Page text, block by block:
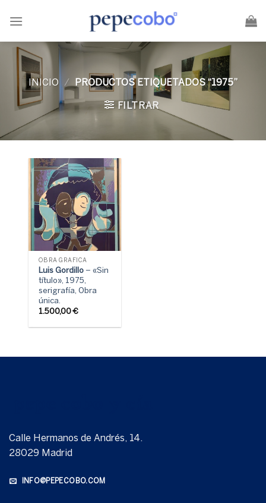
INICIO / PRODUCTOS ETIQUETADOS “1975”
FILTRAR
OBRA GRÁFICA
Luis Gordillo– «Sin
título», 1975,
serigrafía, Obra
única.
1.500,00€
Calle Hermanos de Andrés, 14.
28029 Madrid
INFO@PEPECOBO.COM